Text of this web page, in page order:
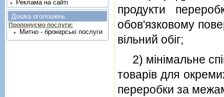
продукти
обов'язковому
вiльний обiг;
2) мiнiмальне
товарiв для
переробки за
Реклама на сайті
Дошка оголошень
Пропонуємо послуги:
Митно - брокерські послуги